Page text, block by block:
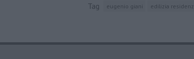
Tag eugenio giani edilizia